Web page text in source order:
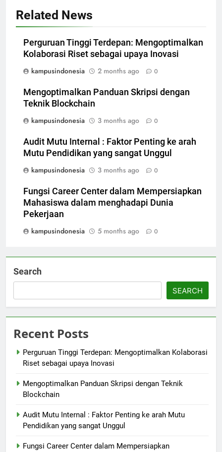
Related News
Perguruan Tinggi Terdepan: Mengoptimalkan
Kolaborasi Riset sebagai upaya Inovasi
kampusindonesia
2 months ago 0
Mengoptimalkan Panduan Skripsi dengan
Teknik Blockchain
kampusindonesia
3 months ago 0
Audit Mutu Internal : Faktor Penting ke arah
Mutu Pendidikan yang sangat Unggul
kampusindonesia
3 months ago 0
Fungsi Career Center dalam Mempersiapkan
Mahasiswa dalam menghadapi Dunia
Pekerjaan
kampusindonesia
5 months ago 0
Search
SEARCH
Recent Posts
Perguruan Tinggi Terdepan: Mengoptimalkan Kolaborasi
Riset sebagai upaya Inovasi
Mengoptimalkan Panduan Skripsi dengan Teknik
Blockchain
Audit Mutu Internal : Faktor Penting ke arah Mutu
Pendidikan yang sangat Unggul
Fungsi Career Center dalam Mempersiapkan